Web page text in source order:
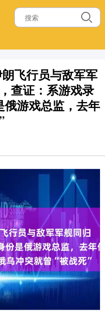
飞行员与敌军军
查证：系游戏录
游戏总监，去年